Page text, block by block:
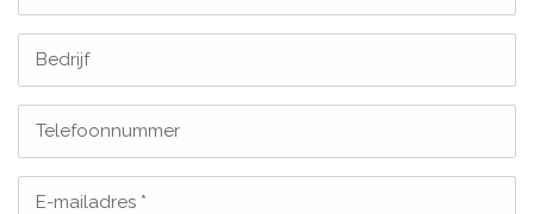
Bedrijf
Telefoonnummer
E-mailadres *